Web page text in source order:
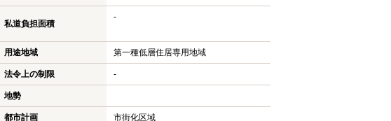
私道負担面積
-
用途地域 第一種低層住居専用地域
法令上の制限 -
地勢
都市計画 市街化区域